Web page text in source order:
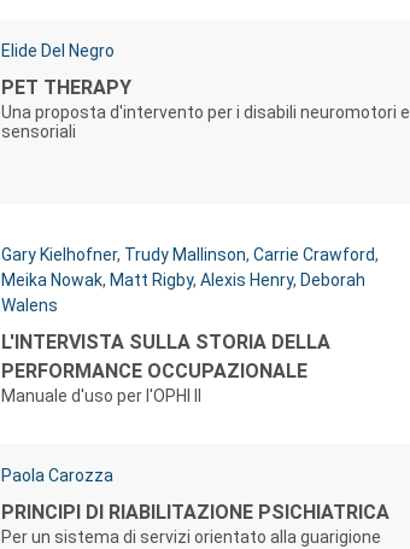
Autori:
Elide Del Negro
Titolo:
PET THERAPY
Una proposta d'intervento per i disabili neuromotori e
sensoriali
Autori:
Gary Kielhofner, Trudy Mallinson, Carrie Crawford,
Meika Nowak, Matt Rigby, Alexis Henry, Deborah
Walens
Titolo:
L'INTERVISTA SULLA STORIA DELLA
PERFORMANCE OCCUPAZIONALE
Manuale d'uso per l'OPHI II
Autori:
Paola Carozza
Titolo:
PRINCIPI DI RIABILITAZIONE PSICHIATRICA
Per un sistema di servizi orientato alla guarigione